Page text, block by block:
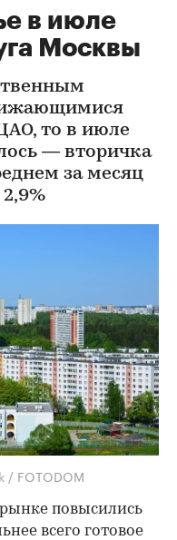
в июле
Москвы
то в июле
— вторичка
за месяц
/ FOTODOM
повысились
всего готовое